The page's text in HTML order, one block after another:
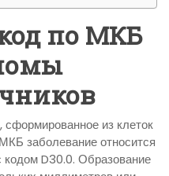
по МКБ
из клеток
заболевание относится
кодом D30.0. Образование